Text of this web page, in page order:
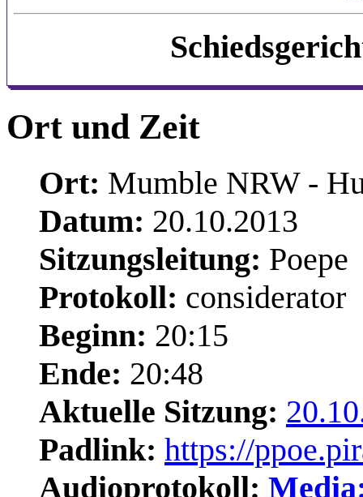
Ort und Zeit
Ort: Mumble NRW -
Datum: 20.10.2013
Sitzungsleitung: Poepe
Protokoll: considerator
Beginn: 20:15
Ende: 20:48
Aktuelle Sitzung:
Padlink: https://
Audioprotokoll: